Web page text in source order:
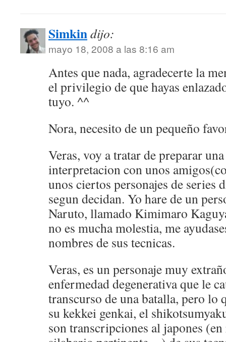
Simkindijo:
mayo 18, 2008 a las 8:16 am
Antes que nada, agradecerte la
el privilegio de que hayas
tuyo. ^^
Nora, necesito de un pequeño
Veras, voy a tratar de preparar
interpretacion con unos
unos ciertos personajes de series
segun decidan. Yo hare de un
Naruto, llamado Kimimaro
no es mucha molestia, me
nombres de sus tecnicas.
Veras, es un personaje muy
enfermedad degenerativa que le
transcurso de una batalla, pero lo
su kekkei genkai, el
son transcripciones al japones